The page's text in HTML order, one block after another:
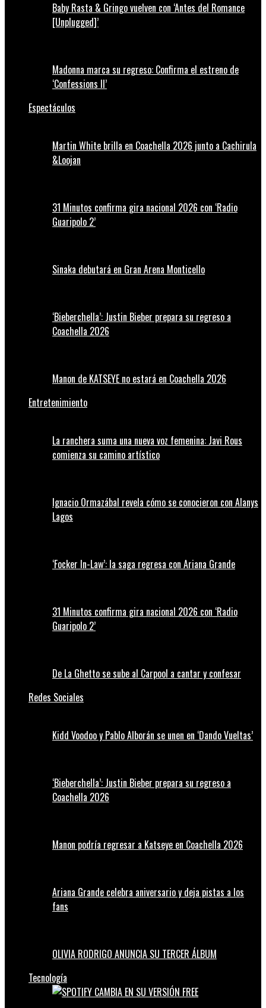
Baby Rasta & Gringo vuelven con ‘Antes del Romance
[Unplugged]’
Madonna marca su regreso: Confirma el estreno de
‘Confessions II’
Espectáculos
Martin White brilla en Coachella 2026 junto a Cachirula
&Loojan
31 Minutos confirma gira nacional 2026 con ‘Radio
Guaripolo 2’
Sinaka debutará en Gran Arena Monticello
‘Bieberchella’: Justin Bieber prepara su regreso a
Coachella 2026
Manon de KATSEYE no estará en Coachella 2026
Entretenimiento
La ranchera suma una nueva voz femenina: Javi Rous
comienza su camino artístico
Ignacio Ormazábal revela cómo se conocieron con Alanys
Lagos
‘Focker In-Law’: la saga regresa con Ariana Grande
31 Minutos confirma gira nacional 2026 con ‘Radio
Guaripolo 2’
De La Ghetto se sube al Carpool a cantar y confesar
Redes Sociales
Kidd Voodoo y Pablo Alborán se unen en ‘Dando Vueltas’
‘Bieberchella’: Justin Bieber prepara su regreso a
Coachella 2026
Manon podría regresar a Katseye en Coachella 2026
Ariana Grande celebra aniversario y deja pistas a los
fans
OLIVIA RODRIGO ANUNCIA SU TERCER ÁLBUM
Tecnología